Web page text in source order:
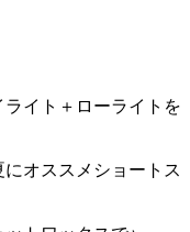
イト＋ローライトを
オススメショートス